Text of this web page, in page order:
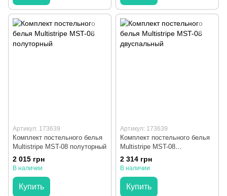
Артикул: 173639
Комплект постельного белья
Multistripe MST-08 полуторный
2 015 грн
В наличии
Купить
Артикул: 173639
Комплект постельного белья
Multistripe MST-08
двуспальный
2 314 грн
В наличии
Купить